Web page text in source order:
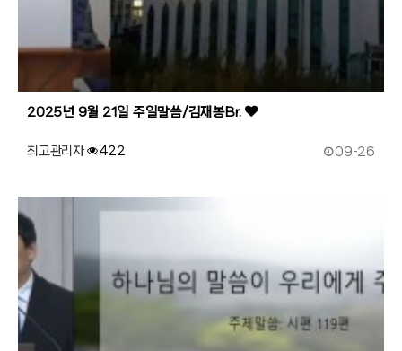
2025년 9월 21일 주일말씀/김재봉Br.
최고관리자 09-26
422
177
작성자
조회